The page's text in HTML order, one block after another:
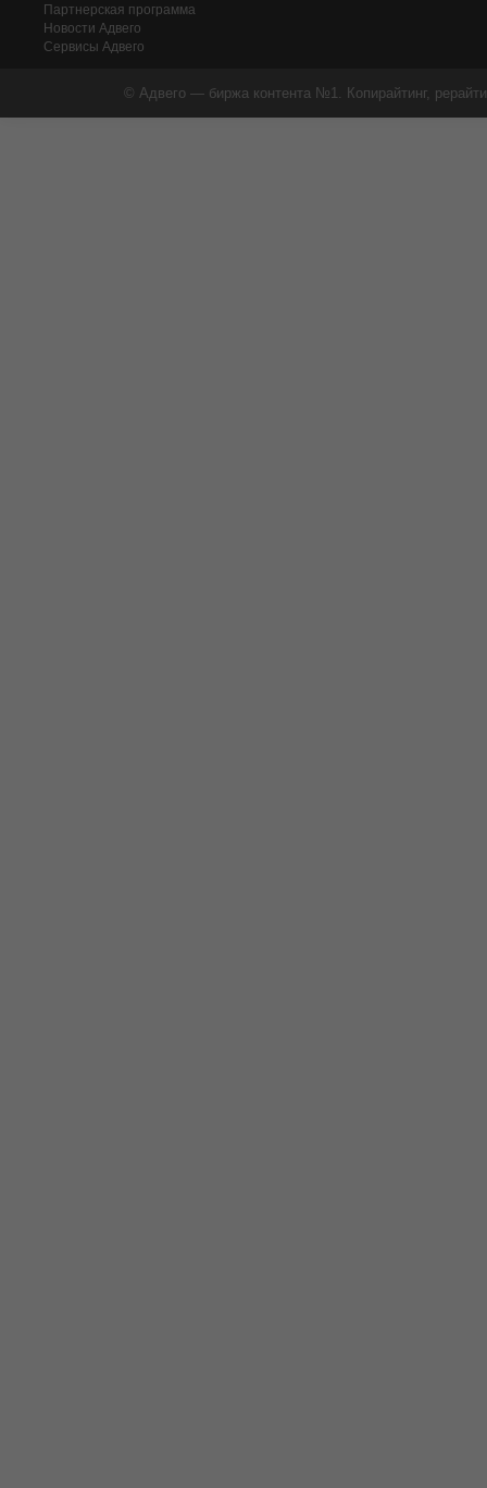
Партнерская программа
Новости Адвего
Сервисы Адвего
© Адвего — биржа контента №1. Копирайтинг,